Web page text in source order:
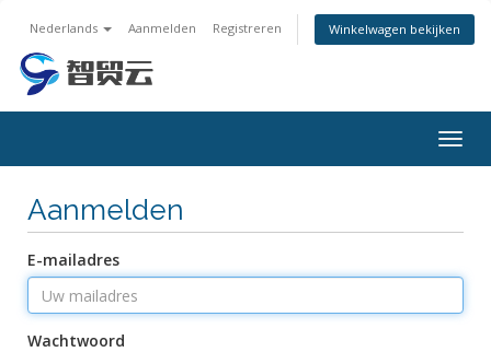
Nederlands Aanmelden Registreren Winkelwagen bekijken
Aanmelden
E-mailadres
Wachtwoord